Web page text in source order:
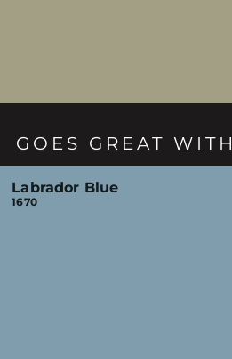
GOES GREAT WITH
Labrador Blue
1670